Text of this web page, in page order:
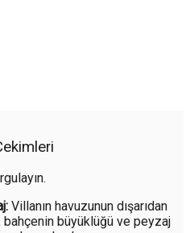
Villanın havuzunun dışarıdan
büyüklüğü ve peyzaj